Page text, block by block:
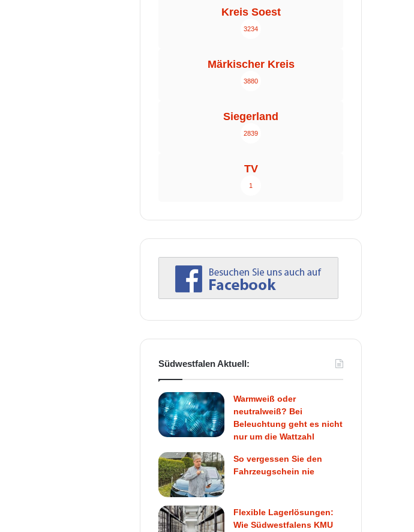
Kreis Soest
3234
Märkischer Kreis
3880
Siegerland
2839
TV
1
Südwestfalen Aktuell:
Warmweiß oder
neutralweiß? Bei
Beleuchtung geht es nicht
nur um die Wattzahl
So vergessen Sie den
Fahrzeugschein nie
Flexible Lagerlösungen:
Wie Südwestfalens KMU